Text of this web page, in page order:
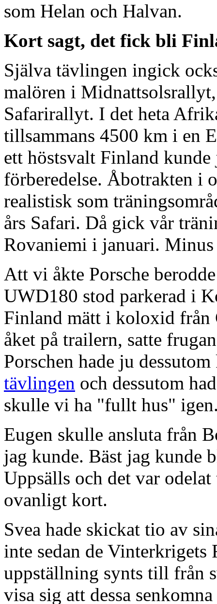
som Helan och Halvan.
Kort sagt, det fick bli
Själva tävlingen ingick
malören i
Safarirallyt. I det heta
tillsammans 4500 km i en
ett höstsvalt Finland kunde
förberedelse. Åbotrakten i
realistisk som
års Safari. Då gick vår
Rovaniemi i januari.
Att vi åkte Porsche
UWD180 stod parkerad i
Finland mätt i koloxid från
åket på trailern, satte
Porschen hade ju
tävlingen och dessutom
skulle vi ha "fullt hus"
Eugen skulle ansluta från
jag kunde. Bäst jag kunde
Uppsälls och det var
ovanligt kort.
Svea hade skickat tio av
inte sedan de
uppställning synts till från
visa sig att dessa